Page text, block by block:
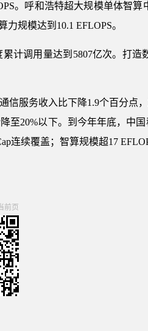
。呼和浩特超大规模单体智算
规模达到10.1 EFLOPS。
计调用量达到5807亿次。打造
信服务收入比下降1.9个百分点
至20%以下。到今年年底，中
连续覆盖；智算规模超17
前页